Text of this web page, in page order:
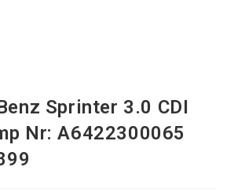
Sprinter 3.0 CDI
Nr: A6422300065